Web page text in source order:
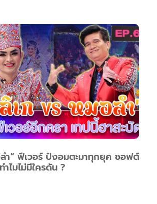
ำ” ฟีเวอร์ ปังอมตะมาทุกยุค ซอฟต์
ไมไม่มีใครดัน ?